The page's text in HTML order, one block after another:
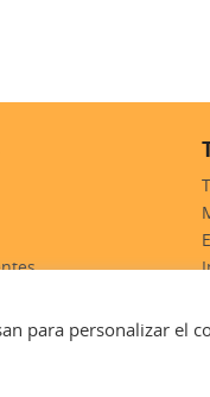
para personalizar el